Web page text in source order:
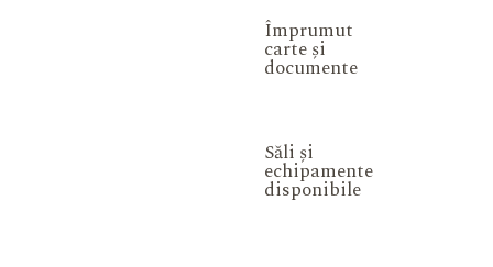
Împrumut
carte și
documente
Săli și
echipamente
disponibile